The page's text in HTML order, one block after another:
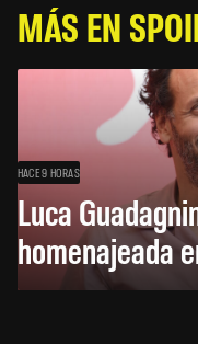
MÁS EN
HACE 9 HORAS
Luca
homenajeada